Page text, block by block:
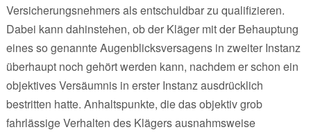
Versicherungsnehmers als entschuldbar zu qualifizieren.
Dabei kann dahinstehen, ob der Kläger mit der Behauptung
eines so genannte Augenblicksversagens in zweiter Instanz
überhaupt noch gehört werden kann, nachdem er schon ein
objektives Versäumnis in erster Instanz ausdrücklich
bestritten hatte. Anhaltspunkte, die das objektiv grob
fahrlässige Verhalten des Klägers ausnahmsweise